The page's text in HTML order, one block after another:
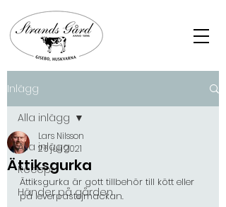
Inlägg
Alla inlägg
Recept
Händer på gården
Alla inlägg
Ättiksgurka
Lars Nilsson
26 juli 2021
Ättiksgurka är gott tillbehör till kött eller
på leverpastejmackan.